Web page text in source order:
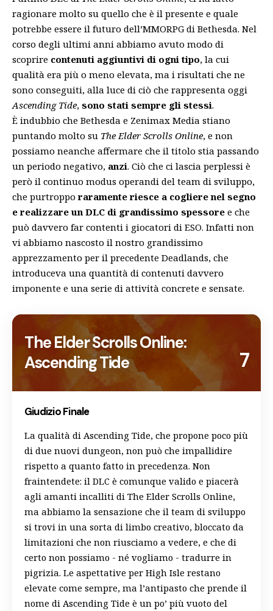
ragionare molto su quello che è il presente e quale
potrebbe essere il futuro dell’MMORPG di Bethesda. Nel
corso degli ultimi anni abbiamo avuto modo di
scoprire contenuti aggiuntivi di ogni tipo, la cui
qualità era più o meno elevata, ma i risultati che ne
sono conseguiti, alla luce di ciò che rappresenta oggi
Ascending Tide, sono stati sempre gli stessi.
È indubbio che Bethesda e Zenimax Media stiano
puntando molto su The Elder Scrolls Online, e non
possiamo neanche affermare che il titolo stia passando
un periodo negativo, anzi. Ciò che ci lascia perplessi è
però il continuo modus operandi del team di sviluppo,
che purtropporaramente riesce a cogliere nel segno
e realizzare un DLC di grandissimo spessore e che
può davvero far contenti i giocatori di ESO. Infatti non
vi abbiamo nascosto il nostro grandissimo
apprezzamento per il precedente Deadlands, che
introduceva una quantità di contenuti davvero
imponente e una serie di attività concrete e sensate.
The Elder Scrolls Online:
Ascending Tide
7
Giudizio Finale
La qualità di Ascending Tide, che propone poco più
di due nuovi dungeon, non può che impallidire
rispetto a quanto fatto in precedenza. Non
fraintendete: il DLC è comunque valido e piacerà
agli amanti incalliti di The Elder Scrolls Online,
ma abbiamo la sensazione che il team di sviluppo
si trovi in una sorta di limbo creativo, bloccato da
limitazioni che non riusciamo a vedere, e che di
certo non possiamo - né vogliamo - tradurre in
pigrizia. Le aspettative per High Isle restano
elevate come sempre, ma l’antipasto che prende il
nome di Ascending Tide è un po’ più vuoto del